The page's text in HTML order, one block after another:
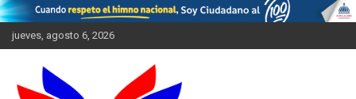
Saltar
al
contenido
jueves, agosto 6, 2026